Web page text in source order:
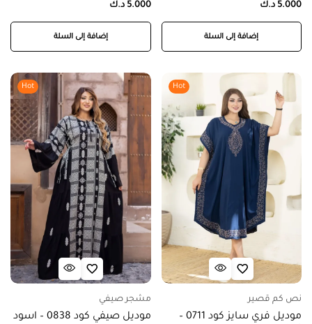
5.000 د.ك
إضافة إلى السلة
5.000 د.ك
إضافة إلى السلة
Hot
نص كم قصير
موديل فري سايز كود 0711 –
Hot
مشجر صيفي
موديل صيفي كود 0838 – اسود